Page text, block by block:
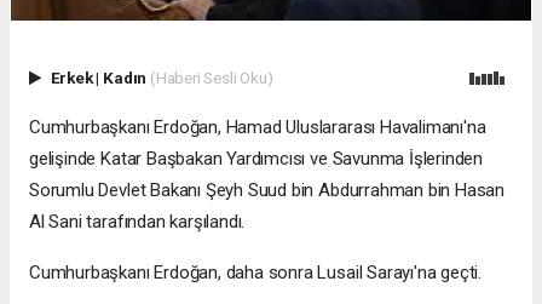
Erkek| Kadın (Haberi Sesli Oku)
Cumhurbaşkanı Erdoğan, Hamad Uluslararası Havalimanı'na
gelişinde Katar Başbakan Yardımcısı ve Savunma İşlerinden
Sorumlu Devlet Bakanı Şeyh Suud bin Abdurrahman bin Hasan
Al Sani tarafından karşılandı.
Cumhurbaşkanı Erdoğan, daha sonra Lusail Sarayı'na geçti.